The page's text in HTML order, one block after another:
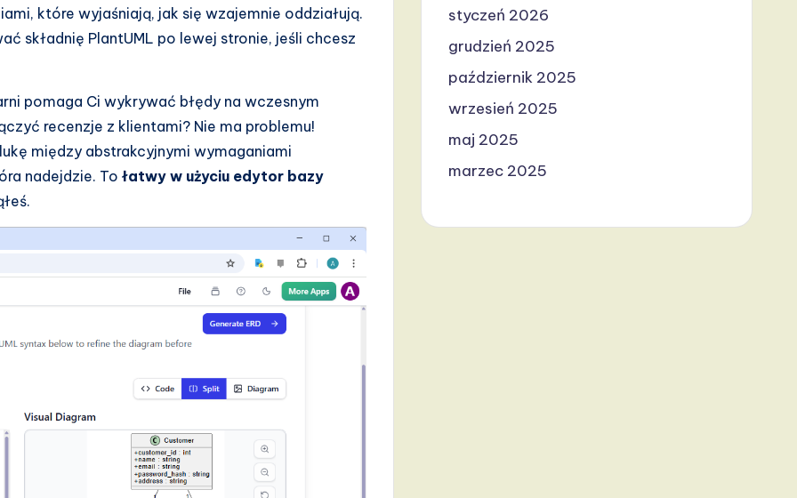
które wyjaśniają, jak się wzajemnie oddziałują.
składnię PlantUML po lewej stronie, jeśli chcesz
pomaga Ci wykrywać błędy na wczesnym
recenzje z klientami? Nie ma problemu!
między abstrakcyjnymi wymaganiami
nadejdzie. To łatwy w użyciu edytor bazy
styczeń 2026
grudzień 2025
październik 2025
wrzesień 2025
maj 2025
marzec 2025